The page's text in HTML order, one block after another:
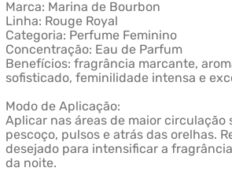
Marca: Marina de Bourbon
Linha: Rouge Royal
Categoria: Perfume Feminino
Concentração: Eau de Parfum
Benefícios: fragrância marcante,
sofisticado, feminilidade intensa e
Modo de Aplicação:
Aplicar nas áreas de maior circulação
pescoço, pulsos e atrás das orelhas.
desejado para intensificar a
da noite.